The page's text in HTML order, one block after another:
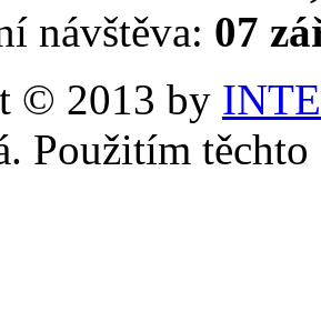
návštěva: 07
© 2013 by
Použitím